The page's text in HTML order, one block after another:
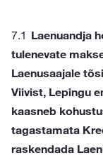
Laenuandja
tulenevate
Laenusaajale
Viivist, Lepingu
kaasneb
tagastamata
raskendada